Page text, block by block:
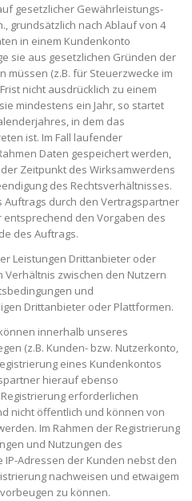
gesetzlicher Gewährleistungs-
grundsätzlich nach Ablauf von 4
in einem Kundenkonto
sie aus gesetzlichen Gründen der
(z.B. für Steuerzwecke im
nicht ausdrücklich zu einem
mindestens ein Jahr, so startet
in dem das
ist. Im Fall laufender
Daten gespeichert werden,
Zeitpunkt des Wirksamwerdens
des Rechtsverhältnisses.
Auftrags durch den Vertragspartner
den Vorgaben des
des Auftrags.
Leistungen Drittanbieter oder
zwischen den Nutzern
und
Drittanbieter oder Plattformen.
innerhalb unseres
(z.B. Kunden- bzw. Nutzerkonto,
eines Kundenkontos
hierauf ebenso
erforderlichen
nicht öffentlich und können von
Im Rahmen der Registrierung
und Nutzungen des
Adressen der Kunden nebst den
nachweisen und etwaigem
zu können.